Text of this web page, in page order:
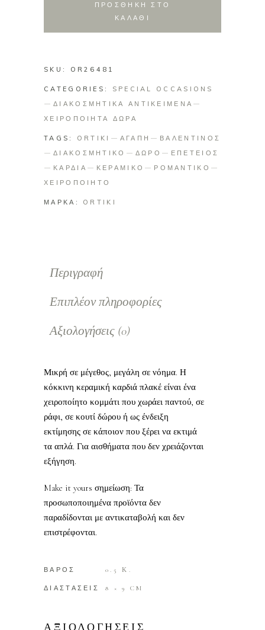
quantity
ΠΡΟΣΘΗΚΗ ΣΤΟ
ΚΑΛΑΘΙ
SKU: OR26481
CATEGORIES: SPECIAL OCCASIONS
ΔΙΑΚΟΣΜΗΤΙΚΑ ΑΝΤΙΚΕΙΜΕΝΑ
ΧΕΙΡΟΠΟΙΗΤΑ ΔΩΡΑ
TAGS: ORTIKI ΑΓΑΠΗ
ΒΑΛΕΝΤΙΝΟΣ
ΔΙΑΚΟΣΜΗΤΙΚΟ
ΔΩΡΟ
ΕΠΕΤΕΙΟΣ
ΚΑΡΔΙΑ
ΚΕΡΑΜΙΚΟ
ΡΟΜΑΝΤΙΚΟ
ΧΕΙΡΟΠΟΙΗΤΟ
ΜΑΡΚΑ: ORTIKI
Περιγραφή
Επιπλέον πληροφορίες
Αξιολογήσεις (0)
Μικρή σε μέγεθος, μεγάλη σε νόημα. Η
κόκκινη κεραμική καρδιά πλακέ είναι ένα
χειροποίητο κομμάτι που χωράει παντού, σε
ράφι, σε κουτί δώρου ή ως ένδειξη
εκτίμησης σε κάποιον που ξέρει να εκτιμά
τα απλά. Για αισθήματα που δεν χρειάζονται
εξήγηση.
Make it yours σημείωση: Τα
προσωποποιημένα προϊόντα δεν
παραδίδονται με αντικαταβολή και δεν
επιστρέφονται.
ΒΑΡΟΣ 0.5 Κ.
ΔΙΑΣΤΑΣΕΙΣ 8 × 9 CM
ΑΞΙΟΛΟΓΗΣΕΙΣ